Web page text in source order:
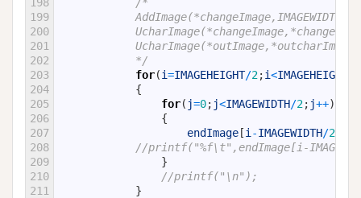
199
200
201
202
203
204
205
206
207
208
209
210
211
*/
for(i=IMAGEHEIGHT/2;i<IMAGEHEIGHT
{
for( j=0; j<IMAGEWIDTH/2; j++)
{
endImage [i -IMAGEWIDTH/2
//printf("%f\t",endImage[i-
}
//printf("\n");
}